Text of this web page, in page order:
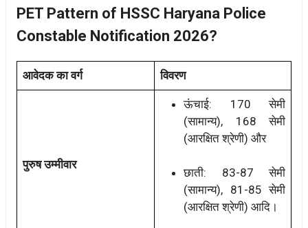
PET Pattern of HSSC Haryana Police
Constable Notification 2026?
आवेदक का वर्ग विवरण
पुरुष उम्मीवार
ऊंचाई: 170 सेमी
(सामान्य), 168 सेमी
(आरक्षित श्रेणी) और
छाती: 83-87 सेमी
(सामान्य), 81-85 सेमी
(आरक्षित श्रेणी) आदि।